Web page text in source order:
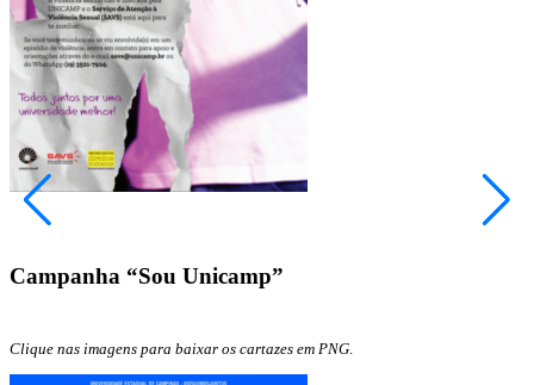
Slide anterior
Campanha “Sou Unicamp”
Clique nas imagens para baixar os cartazes em PNG
Slide anterior